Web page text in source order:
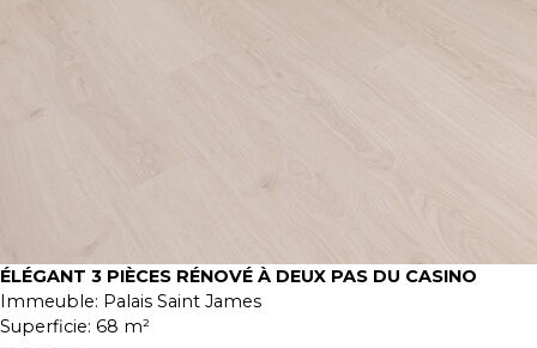
ÉLÉGANT 3 PIÈCES RÉNOVÉ À DEUX PAS DU CASINO
Immeuble: Palais Saint James
Superficie: 68 m²